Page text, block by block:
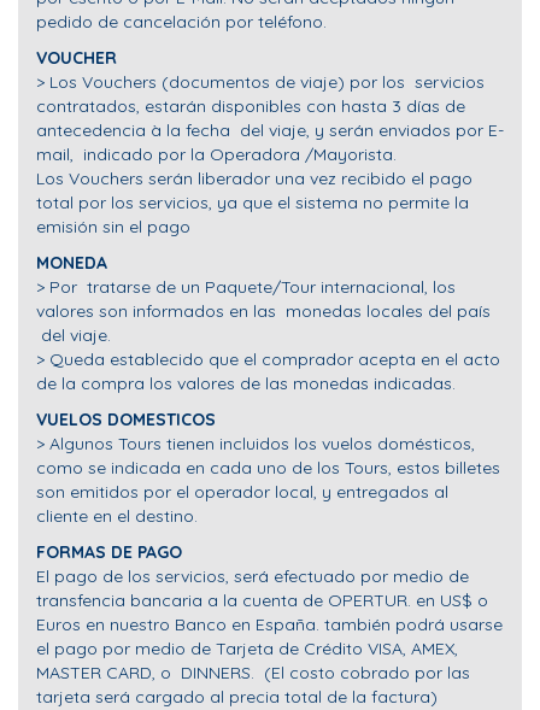
pedido de cancelación por teléfono.
VOUCHER
> Los Vouchers (documentos de viaje) por los servicios
contratados, estarán disponibles con hasta 3 días de
antecedencia à la fecha del viaje, y serán enviados por E-
mail, indicado por la Operadora /Mayorista.
Los Vouchers serán liberador una vez recibido el pago
total por los servicios, ya que el sistema no permite la
emisión sin el pago
MONEDA
> Por tratarse de un Paquete/Tour internacional, los
valores son informados en las monedas locales del país
del viaje.
> Queda establecido que el comprador acepta en el acto
de la compra los valores de las monedas indicadas.
VUELOS DOMESTICOS
> Algunos Tours tienen incluidos los vuelos domésticos,
como se indicada en cada uno de los Tours, estos billetes
son emitidos por el operador local, y entregados al
cliente en el destino.
FORMAS DE PAGO
El pago de los servicios, será efectuado por medio de
transfencia bancaria a la cuenta de OPERTUR. en US$ o
Euros en nuestro Banco en España. también podrá usarse
el pago por medio de Tarjeta de Crédito VISA, AMEX,
MASTER CARD, o DINNERS. (El costo cobrado por las
tarjeta será cargado al precia total de la factura)